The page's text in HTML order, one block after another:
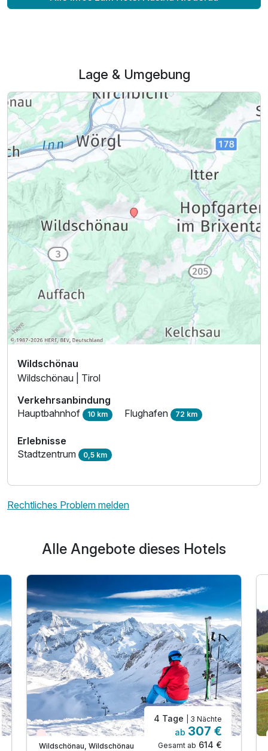
Lage & Umgebung
Wildschönau
Wildschönau | Tirol
Verkehrsanbindung
Hauptbahnhof 10 km Flughafen 72 km
Erlebnisse
Stadtzentrum 0,5 km
Rechtliches Problem melden
Alle Angebote dieses Hotels
Wieder frei ab Dezember
Wildschönau, Wildschönau
4 Tage | 3 Nächte
ab 307 €
Gesamt ab 614 €